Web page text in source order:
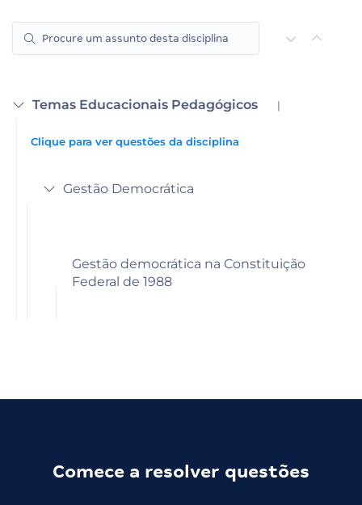
Temas Educacionais Pedagógicos |
Clique para ver questões da disciplina
Gestão Democrática
Gestão democrática na Constituição
Federal de 1988
Comece a resolver questões